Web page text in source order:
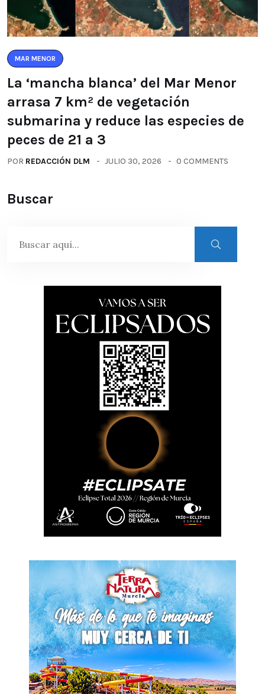
MAR MENOR
La ‘mancha blanca’ del Mar Menor
arrasa 7 km² de vegetación
submarina y reduce las especies de
peces de 21 a 3
POR REDACCIÓN DLM JULIO 30, 2026 0 COMMENTS
Buscar